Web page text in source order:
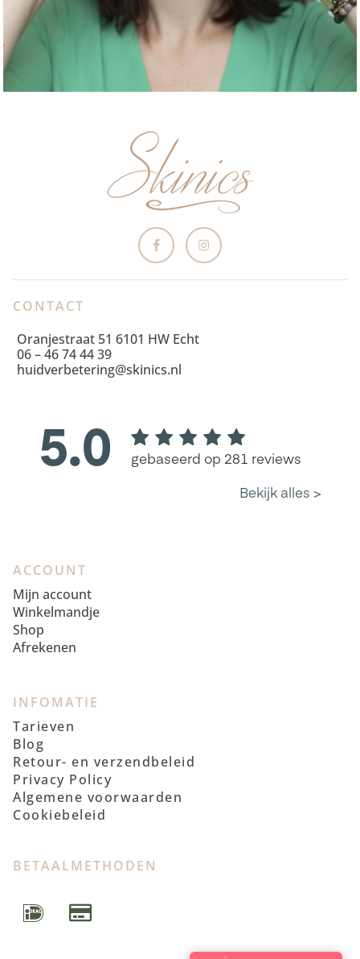
CONTACT
Oranjestraat 51 6101 HW Echt
06 – 46 74 44 39
huidverbetering@skinics.nl
ACCOUNT
Mijn account
Winkelmandje
Shop
Afrekenen
INFOMATIE
Tarieven
Blog
Retour- en verzendbeleid
Privacy Policy
Algemene voorwaarden
Cookiebeleid
BETAALMETHODEN